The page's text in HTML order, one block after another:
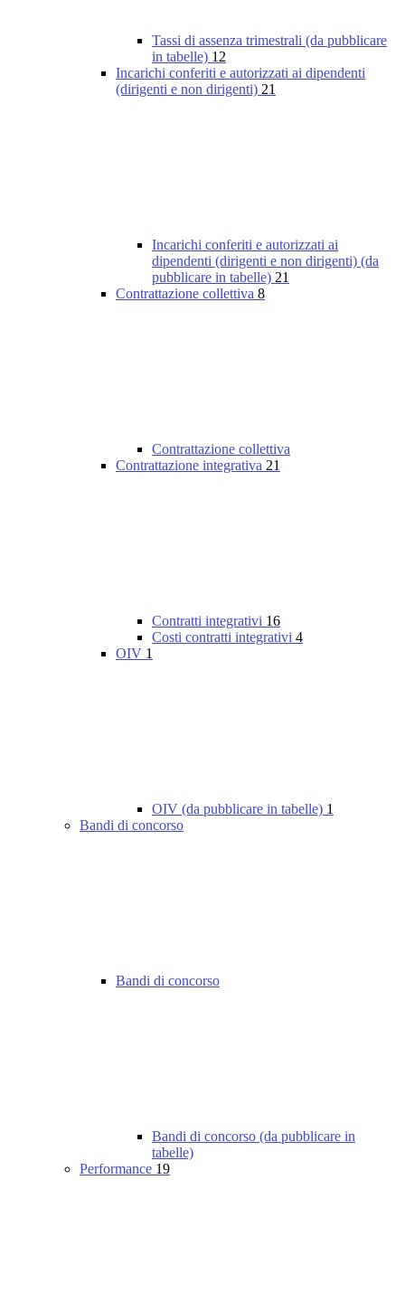
Tassi di assenza trimestrali (da pubblicare
in tabelle) 12
Incarichi conferiti e autorizzati ai dipendenti
(dirigenti e non dirigenti) 21
Incarichi conferiti e autorizzati ai
dipendenti (dirigenti e non dirigenti) (da
pubblicare in tabelle) 21
Contrattazione collettiva 8
Contrattazione collettiva
Contrattazione integrativa 21
Contratti integrativi 16
Costi contratti integrativi 4
OIV 1
OIV (da pubblicare in tabelle) 1
Bandi di concorso
Bandi di concorso
Bandi di concorso (da pubblicare in
tabelle)
Performance 19